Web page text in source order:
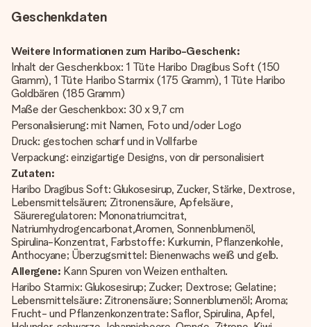
Geschenkdaten
Weitere Informationen zum Haribo-Geschenk:
Inhalt der Geschenkbox: 1 Tüte Haribo Dragibus Soft (150
Gramm), 1 Tüte Haribo Starmix (175 Gramm), 1 Tüte Haribo
Goldbären (185 Gramm)
Maße der Geschenkbox: 30 x 9,7 cm
Personalisierung: mit Namen, Foto und/oder Logo
Druck: gestochen scharf und in Vollfarbe
Verpackung: einzigartige Designs, von dir personalisiert
Zutaten:
Haribo Dragibus Soft: Glukosesirup, Zucker, Stärke, Dextrose,
Lebensmittelsäuren; Zitronensäure, Apfelsäure,
Säureregulatoren: Mononatriumcitrat,
Natriumhydrogencarbonat,Aromen, Sonnenblumenöl,
Spirulina-Konzentrat, Farbstoffe: Kurkumin, Pflanzenkohle,
Anthocyane; Überzugsmittel: Bienenwachs weiß und gelb.
Allergene: Kann Spuren von Weizen enthalten.
Haribo Starmix: Glukosesirup; Zucker; Dextrose; Gelatine;
Lebensmittelsäure: Zitronensäure; Sonnenblumenöl; Aroma;
Frucht- und Pflanzenkonzentrate: Saflor, Spirulina, Apfel,